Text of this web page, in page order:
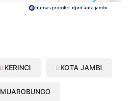
KERINCI KOTA JAMBI
MUAROBUNGO